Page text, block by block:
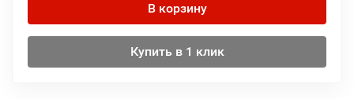
В корзину
Купить в 1 клик